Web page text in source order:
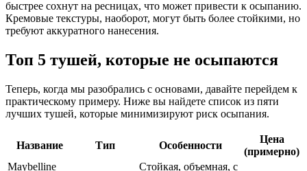
быстрее сохнут на ресницах, что может привести к осыпанию.
Кремовые текстуры, наоборот, могут быть более стойкими, но
требуют аккуратного нанесения.
Топ 5 тушей, которые не осыпаются
Теперь, когда мы разобрались с основами, давайте перейдем к
практическому примеру. Ниже вы найдете список из пяти
лучших тушей, которые минимизируют риск осыпания.
Название Тип Особенности
Цена
(примерно)
Maybelline
Стойкая, объемная, с